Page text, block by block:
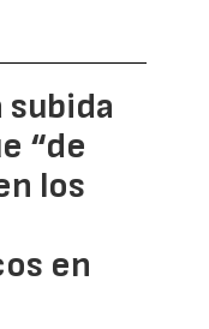
subida
“de
los
en